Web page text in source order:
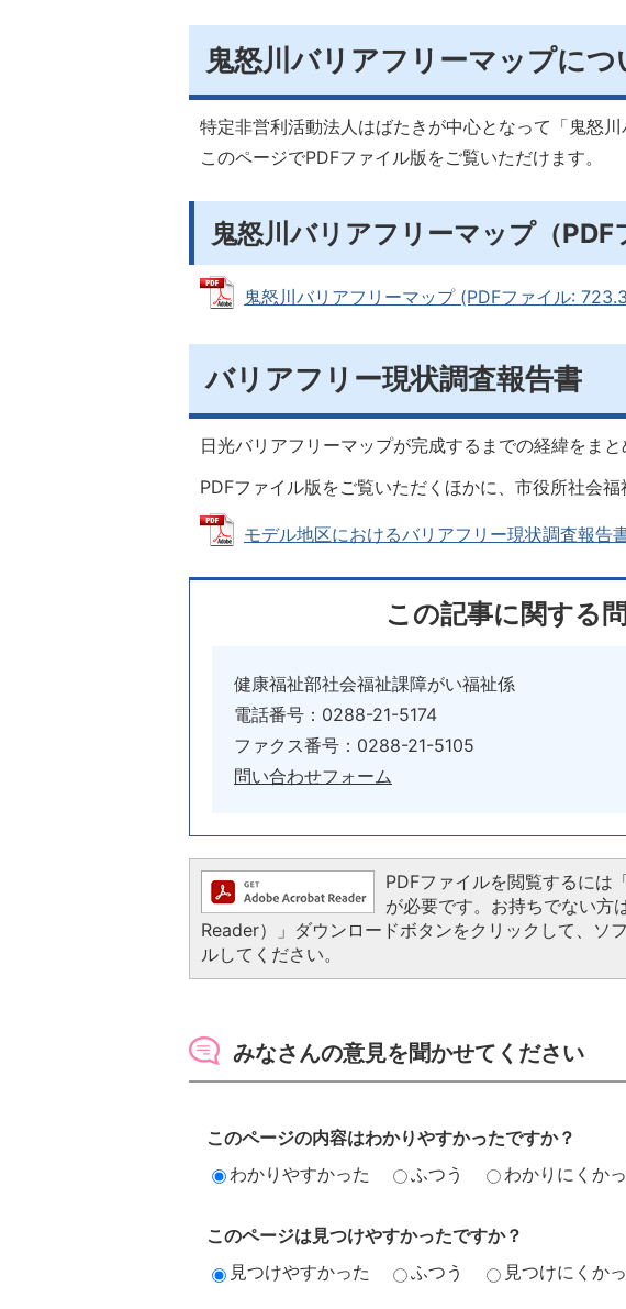
鬼怒川バリアフリーマップにつ
特定非営利活動法人はばたきが中心となって「鬼怒
このページでPDFファイル版をご覧いただけます。
鬼怒川バリアフリーマップ（PDF
鬼怒川バリアフリーマップ (PDFファイル:
バリアフリー現状調査報告書
日光バリアフリーマップが完成するまでの経緯をまと
PDFファイル版をご覧いただくほかに、市役所社会福
モデル地区におけるバリアフリー現状調査報告
この記事に関する
健康福祉部社会福祉課障がい福祉係
電話番号：0288-21-5174
ファクス番号：0288-21-5105
問い合わせフォーム
PDFファイルを閲覧するには
が必要です。お持ちでない
Reader）」ダウンロードボタンをクリックして、ソ
ルしてください。
みなさんの意見を聞かせてください
このページの内容はわかりやすかったですか？
わかりやすかった
ふつう わかりにくか
このページは見つけやすかったですか？
見つけやすかった
ふつう 見つけにくか